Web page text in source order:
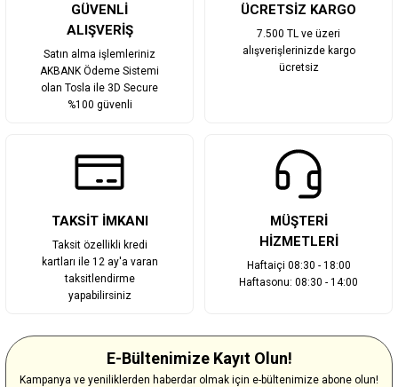
GÜVENLİ
ALIŞVERİŞ
Satın alma işlemleriniz
AKBANK Ödeme Sistemi
olan Tosla ile 3D Secure
%100 güvenli
ÜCRETSİZ KARGO
7.500 TL ve üzeri
alışverişlerinizde kargo
ücretsiz
TAKSİT İMKANI
Taksit özellikli kredi
kartları ile 12 ay'a varan
taksitlendirme
yapabilirsiniz
MÜŞTERİ
HİZMETLERİ
Haftaiçi 08:30 - 18:00
Haftasonu: 08:30 - 14:00
E-Bültenimize Kayıt Olun!
Kampanya ve yeniliklerden haberdar olmak için e-bültenimize abone olun!